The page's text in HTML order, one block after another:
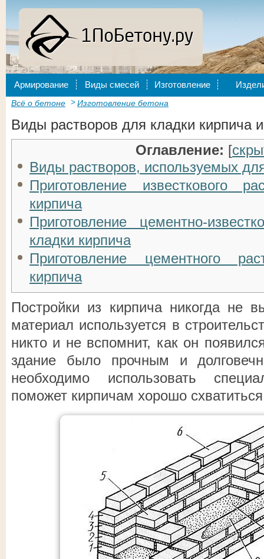
Армирование Виды смесей Изготовление
Всё о бетоне Изготовление бетона
Виды растворов для кладки кирпича
Оглавление: [
Виды растворов, используемых
Приготовление известкового
кирпича
Приготовление цементно-
кладки кирпича
Приготовление цементного
кирпича
Постройки из кирпича никогда не
материал используется в
никто и не вспомнит, как он
здание было прочным и
необходимо использовать
поможет кирпичам хорошо